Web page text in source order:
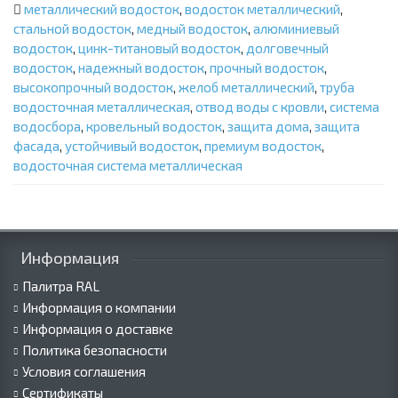
металлический водосток, водосток металлический,
стальной водосток, медный водосток, алюминиевый
водосток, цинк-титановый водосток, долговечный
водосток, надежный водосток, прочный водосток,
высокопрочный водосток, желоб металлический, труба
водосточная металлическая, отвод воды с кровли, система
водосбора, кровельный водосток, защита дома, защита
фасада, устойчивый водосток, премиум водосток,
водосточная система металлическая
Информация
Палитра RAL
Информация о компании
Информация о доставке
Политика безопасности
Условия соглашения
Сертификаты